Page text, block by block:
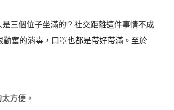
三個位子坐滿的!? 社交距離這件事情不成
奮的消毒，口罩也都是帶好帶滿。至於
方便。